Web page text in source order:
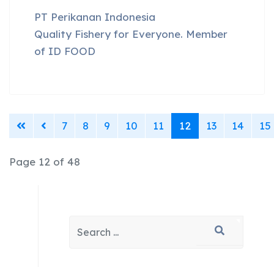
PT Perikanan Indonesia
Quality Fishery for Everyone. Member
of ID FOOD
7 8 9 10 11 12 13 14 15
Page 12 of 48